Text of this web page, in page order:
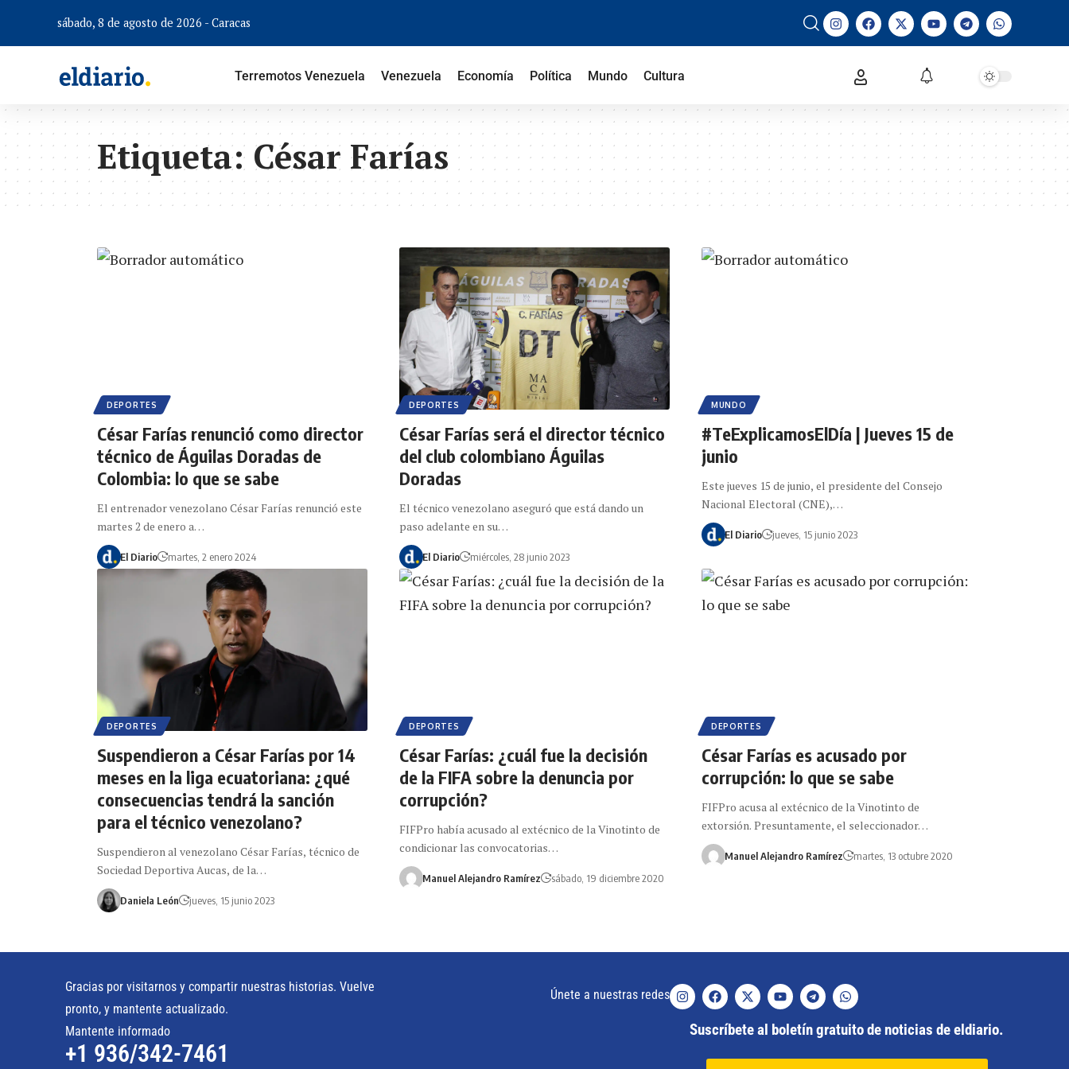
sábado, 8 de agosto de 2026 - Caracas
Terremotos Venezuela Venezuela Economía Política Mundo Cultura
Etiqueta: César Farías
DEPORTES
César Farías renunció como director
técnico de Águilas Doradas de
Colombia: lo que se sabe
El entrenador venezolano César Farías renunció este
martes 2 de enero a…
El Diario martes, 2 enero 2024
DEPORTES
César Farías será el director técnico
del club colombiano Águilas
Doradas
El técnico venezolano aseguró que está dando un
paso adelante en su…
El Diario miércoles, 28 junio 2023
MUNDO
#TeExplicamosElDía | Jueves 15 de
junio
Este jueves 15 de junio, el presidente del Consejo
Nacional Electoral (CNE),…
El Diario jueves, 15 junio 2023
DEPORTES
Suspendieron a César Farías por 14
meses en la liga ecuatoriana: ¿qué
consecuencias tendrá la sanción
para el técnico venezolano?
Suspendieron al venezolano César Farías, técnico de
Sociedad Deportiva Aucas, de la…
Daniela León jueves, 15 junio 2023
DEPORTES
César Farías: ¿cuál fue la decisión
de la FIFA sobre la denuncia por
corrupción?
FIFPro había acusado al extécnico de la Vinotinto de
condicionar las convocatorias…
Manuel Alejandro Ramírez sábado, 19 diciembre 2020
DEPORTES
César Farías es acusado por
corrupción: lo que se sabe
FIFPro acusa al extécnico de la Vinotinto de
extorsión. Presuntamente, el seleccionador…
Manuel Alejandro Ramírez martes, 13 octubre 2020
Gracias por visitarnos y compartir nuestras historias. Vuelve
pronto, y mantente actualizado.
Mantente informado
+1 936/342-7461
Únete a nuestras redes
Suscríbete al boletín gratuito de noticias de eldiario.